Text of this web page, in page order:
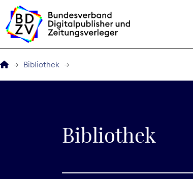
BDZVplus GmbH
Bibliothek
Bibliothek